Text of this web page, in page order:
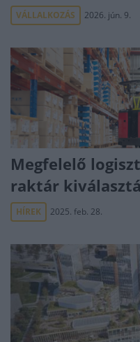
VÁLLALKOZÁS 2026. jún. 9.
Megfelelő
raktár
HÍREK 2025. feb. 28.